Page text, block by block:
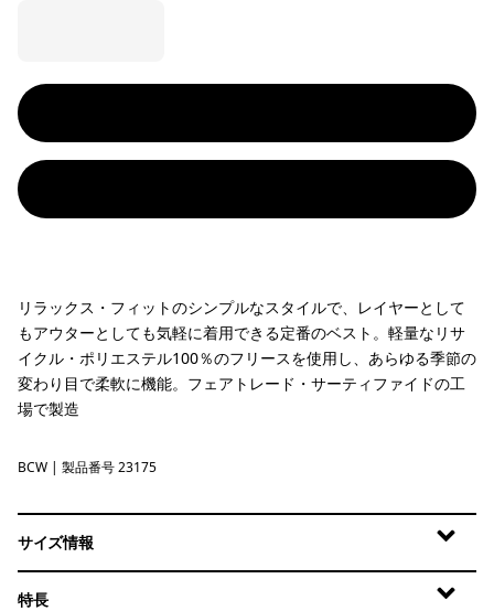
リラックス・フィットのシンプルなスタイルで、レイヤーとして
もアウターとしても気軽に着用できる定番のベスト。軽量なリサ
イクル・ポリエステル100％のフリースを使用し、あらゆる季節の
変わり目で柔軟に機能。フェアトレード・サーティファイドの工
場で製造
Birch White
BCW | 製品番号 23175
サイズ情報
特長